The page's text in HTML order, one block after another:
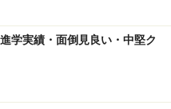
程式など、抽象性が高く
。
の定着の不十分さが大半
数の習得をどれだけ十分
学実績・面倒見良い・中堅ク